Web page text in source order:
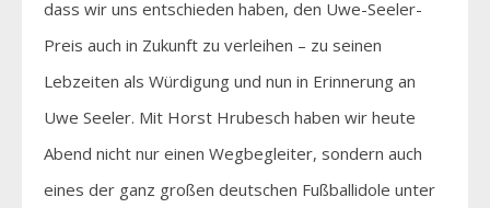
dass wir uns entschieden haben, den Uwe-Seeler-
Preis auch in Zukunft zu verleihen – zu seinen
Lebzeiten als Würdigung und nun in Erinnerung an
Uwe Seeler. Mit Horst Hrubesch haben wir heute
Abend nicht nur einen Wegbegleiter, sondern auch
eines der ganz großen deutschen Fußballidole unter